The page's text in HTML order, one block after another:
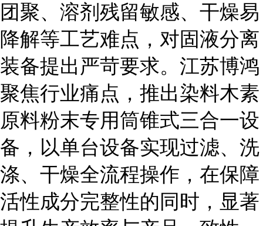
团聚、溶剂残留敏感、干燥易
降解等工艺难点，对固液分离
装备提出严苛要求。江苏博鸿
聚焦行业痛点，推出染料木素
原料粉末专用筒锥式三合一设
备，以单台设备实现过滤、洗
涤、干燥全流程操作，在保障
活性成分完整性的同时，显著